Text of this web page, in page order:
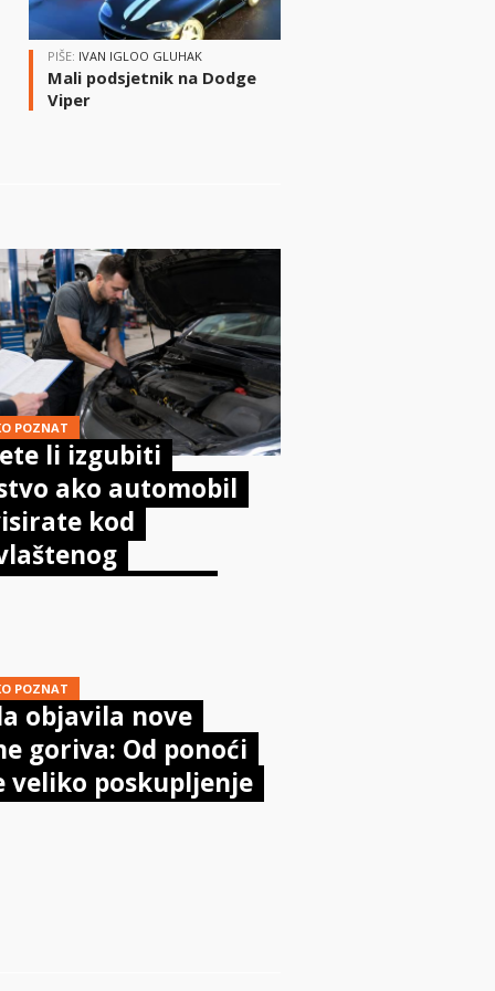
PIŠE: IVAN IGLOO GLUHAK
Mali podsjetnik na Dodge
Viper
POZNAT
li izgubiti
ako automobil
kod
POZNAT
objavila nove
goriva: Od ponoći
veliko poskupljenje